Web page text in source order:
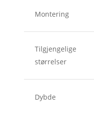
Montering
Tilgjengelige
størrelser
Dybde